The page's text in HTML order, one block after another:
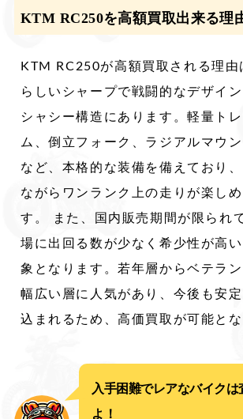
KTM RC250を高額買取出来る理
KTM RC250が高額買取される理由
らしいシャープで戦闘的なデザイ
シャシー構造にあります。軽量ト
ム、倒立フォーク、ラジアルマウ
など、本格的な装備を備えており
ながらワンランク上の走りが楽し
す。 また、国内販売期間が限られ
場に出回る数が少なく希少性が高
象となります。若年層からベテラ
幅広い層に人気があり、今後も安
込まれるため、高価買取が可能とな
入手困難でレアなバイクは
よ！